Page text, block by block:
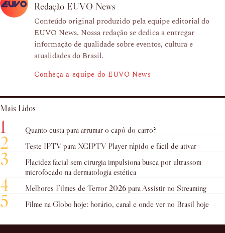
Redação EUVO News
Conteúdo original produzido pela equipe editorial do
EUVO News. Nossa redação se dedica a entregar
informação de qualidade sobre eventos, cultura e
atualidades do Brasil.
Conheça a equipe do EUVO News
Mais Lidos
1 Quanto custa para arrumar o capô do carro?
2 Teste IPTV para XCIPTV Player rápido e fácil de ativar
3
Flacidez facial sem cirurgia impulsiona busca por ultrassom
microfocado na dermatologia estética
4 Melhores Filmes de Terror 2026 para Assistir no Streaming
5 Filme na Globo hoje: horário, canal e onde ver no Brasil hoje